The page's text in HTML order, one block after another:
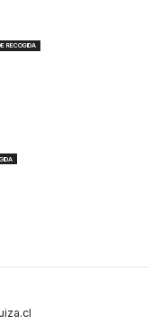
RECOGIDA